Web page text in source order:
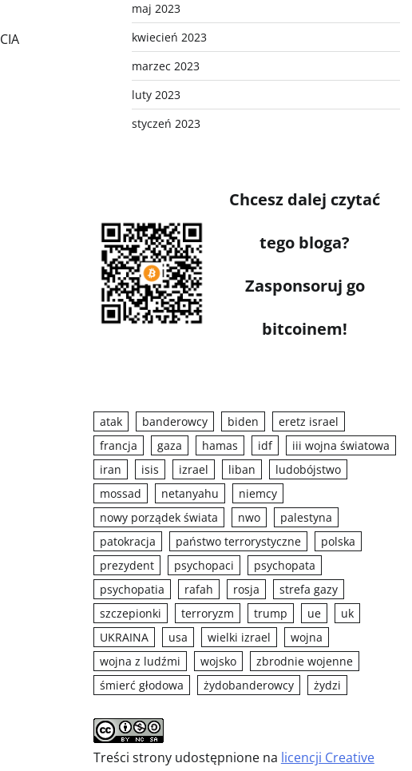
maj 2023
kwiecień 2023
marzec 2023
luty 2023
styczeń 2023
Chcesz dalej czytać
tego bloga?
Zasponsoruj go
bitcoinem!
atak banderowcy biden
eretz israel
francja
gaza hamas idf
iii wojna światowa
iran
isis izrael liban
ludobójstwo
mossad
netanyahu
niemcy
nowy porządek świata
nwo
palestyna
patokracja
państwo terrorystyczne
polska
prezydent
psychopaci
psychopata
psychopatia
rafah rosja
strefa gazy
szczepionki
terroryzm trump ue
uk
UKRAINA
usa wielki izrael
wojna
wojna z ludźmi
wojsko
zbrodnie wojenne
śmierć głodowa
żydobanderowcy żydzi
Treści strony udostępnione na licencji Creative